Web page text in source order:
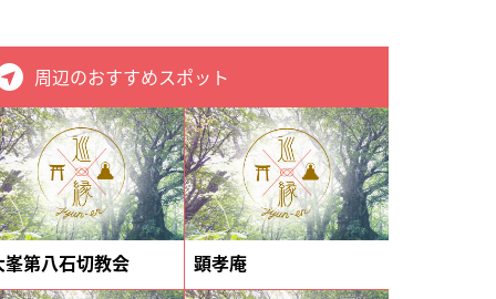
周辺のおすすめスポット
峯第八石切教会 顕孝庵